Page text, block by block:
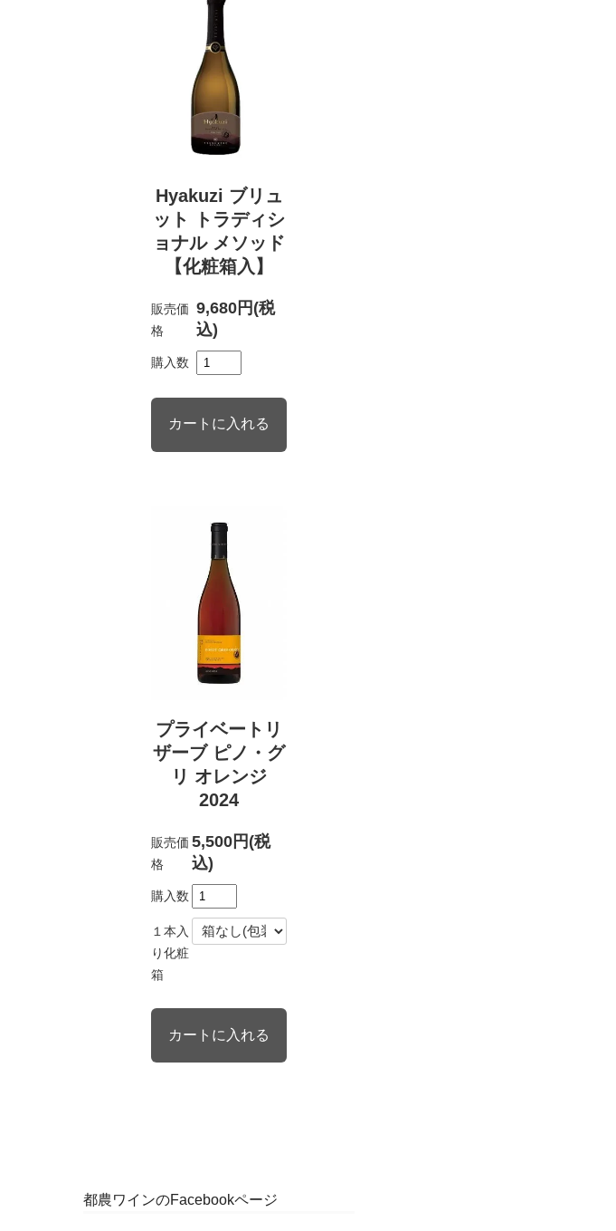
Hyakuzi ブリュ
ット トラディシ
ョナル メソッド
【化粧箱入】
販売価
格
9,680円(税
込)
購入数
プライベートリ
ザーブ ピノ・グ
リ オレンジ
2024
販売価
格
5,500円(税
込)
購入数
１本入
り化粧
箱
都農ワインのFacebookページ